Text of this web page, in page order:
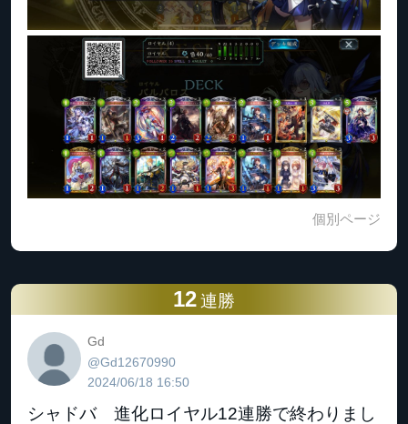
個別ページ
12 連勝
Gd
@Gd12670990
2024/06/18 16:50
シャドバ 進化ロイヤル12連勝で終わりまし